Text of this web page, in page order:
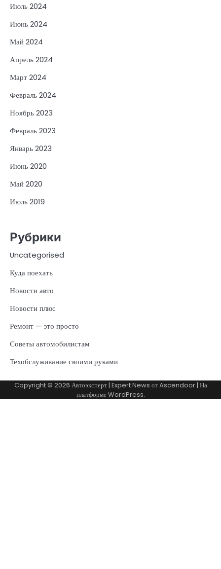
Июль 2024
Июнь 2024
Май 2024
Апрель 2024
Март 2024
Февраль 2024
Ноябрь 2023
Февраль 2023
Январь 2023
Июнь 2020
Май 2020
Июль 2019
Рубрики
Uncategorised
Куда поехать
Новости авто
Новости плюс
Ремонт — это просто
Советы автомобилистам
Техобслуживание своими руками
Copyright © 2026 Автоэксперт| Expert News отAscendoor| На
платформеWordPress.